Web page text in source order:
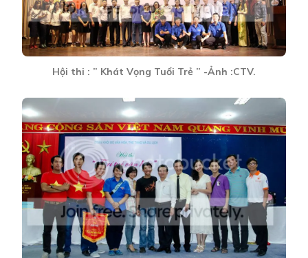
Hội thi : ” Khát Vọng Tuổi Trẻ ” -Ảnh :CTV.